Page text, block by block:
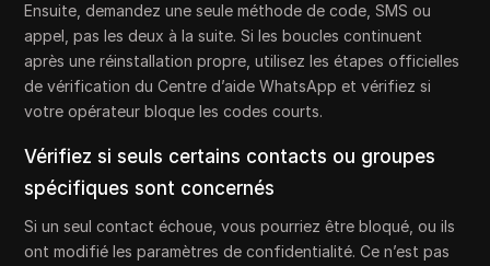
Ensuite, demandez une seule méthode de code, SMS ou
appel, pas les deux à la suite. Si les boucles continuent
après une réinstallation propre, utilisez les étapes officielles
de vérification du Centre d’aide WhatsApp et vérifiez si
votre opérateur bloque les codes courts.
Vérifiez si seuls certains contacts ou groupes
spécifiques sont concernés
Si un seul contact échoue, vous pourriez être bloqué, ou ils
ont modifié les paramètres de confidentialité. Ce n’est pas